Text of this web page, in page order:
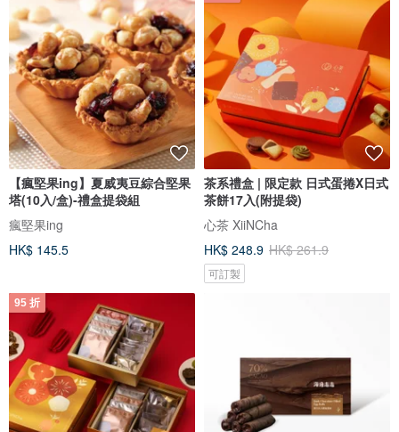
【瘋堅果ing】夏威夷豆綜合堅果
塔(10入/盒)-禮盒提袋組
瘋堅果ing
HK$ 145.5
茶系禮盒 | 限定款 日式蛋捲X日式
茶餅17入(附提袋)
心茶 XiiNCha
HK$ 248.9 HK$ 261.9
可訂製
95 折